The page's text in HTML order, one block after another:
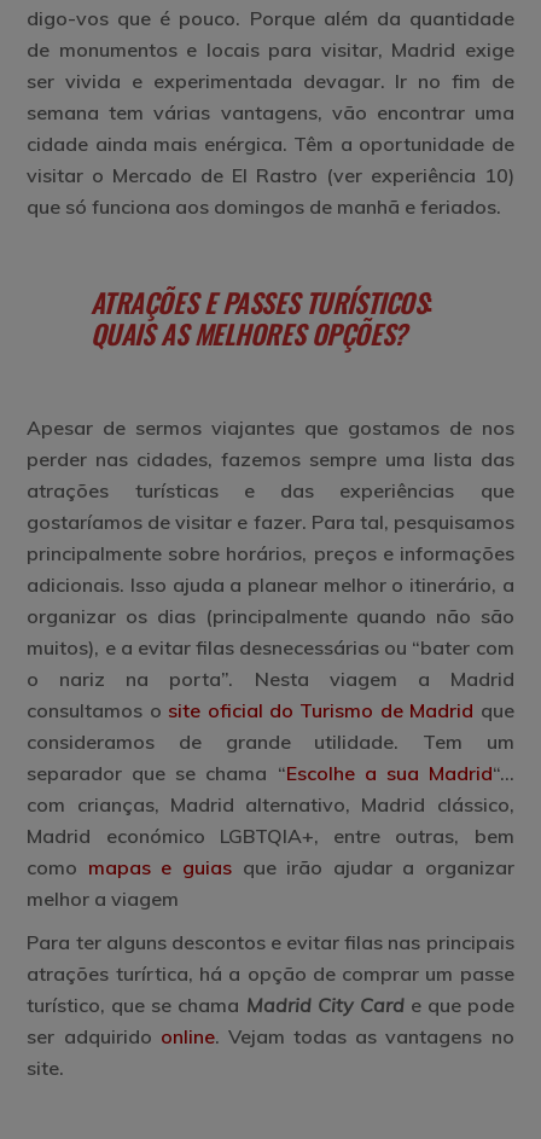
digo-vos que é pouco. Porque além da quantidade
de monumentos e locais para visitar, Madrid exige
ser vivida e experimentada devagar. Ir no fim de
semana tem várias vantagens, vão encontrar uma
cidade ainda mais enérgica. Têm a oportunidade de
visitar o Mercado de El Rastro (ver experiência 10)
que só funciona aos domingos de manhã e feriados.
ATRAÇÕES E PASSES TURÍSTICOS:
QUAIS AS MELHORES OPÇÕES?
Apesar de sermos viajantes que gostamos de nos
perder nas cidades, fazemos sempre uma lista das
atrações turísticas e das experiências que
gostaríamos de visitar e fazer. Para tal, pesquisamos
principalmente sobre horários, preços e informações
adicionais. Isso ajuda a planear melhor o itinerário, a
organizar os dias (principalmente quando não são
muitos), e a evitar filas desnecessárias ou “bater com
o nariz na porta”. Nesta viagem a Madrid
consultamos o site oficial do Turismo de Madrid que
consideramos de grande utilidade. Tem um
separador que se chama “Escolhe a sua Madrid“…
com crianças, Madrid alternativo, Madrid clássico,
Madrid económico LGBTQIA+, entre outras, bem
como mapas e guias que irão ajudar a organizar
melhor a viagem
Para ter alguns descontos e evitar filas nas principais
atrações turírtica, há a opção de comprar um passe
turístico, que se chama Madrid City Carde que pode
ser adquirido online. Vejam todas as vantagens no
site.